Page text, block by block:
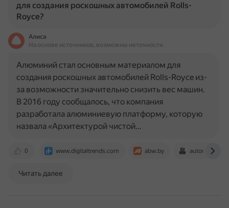
для создания роскошных автомобилей Rolls-
Royce?
Алиса
На основе источников, возможны неточности
0 www.digitaltrends.com abw.by automotive-
Алюминий стал основным материалом для
создания роскошных автомобилей Rolls-Royce из-
за возможности значительно снизить вес машин.
В 2016 году сообщалось, что компания
разработала алюминиевую платформу, которую
назвала «Архитектурой чистой…
Читать далее